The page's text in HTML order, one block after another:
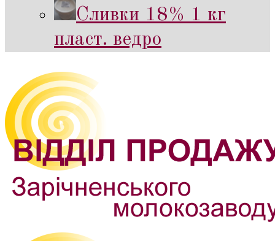
Сливки 18% 1 кг
пласт. ведро